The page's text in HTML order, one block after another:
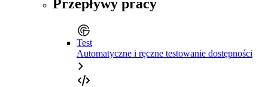
Przepływy pracy
Test
Automatyczne i ręczne testowanie dostępności